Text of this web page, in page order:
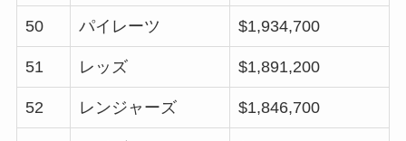
50 パイレーツ $1,934,700
51 レッズ $1,891,200
52 レンジャーズ $1,846,700